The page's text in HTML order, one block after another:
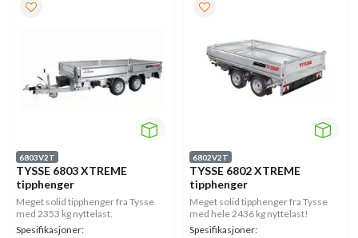
6803V2T
TYSSE 6803 XTREME
tipphenger
Meget solid tipphenger fra Tysse
med 2353 kg nyttelast.
Spesifikasjoner:
6802V2T
TYSSE 6802 XTREME
tipphenger
Meget solid tipphenger fra Tysse
med hele 2436 kg nyttelast!
Spesifikasjoner: